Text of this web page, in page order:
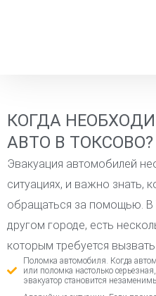
КОГДА
АВТО В ТОКСОВО?
Эвакуация автомобилей
ситуациях, и важно знать,
обращаться за помощью. В
другом городе, есть
которым требуется
Поломка автомобиля. Когда
или поломка настолько
эвакуатор становится